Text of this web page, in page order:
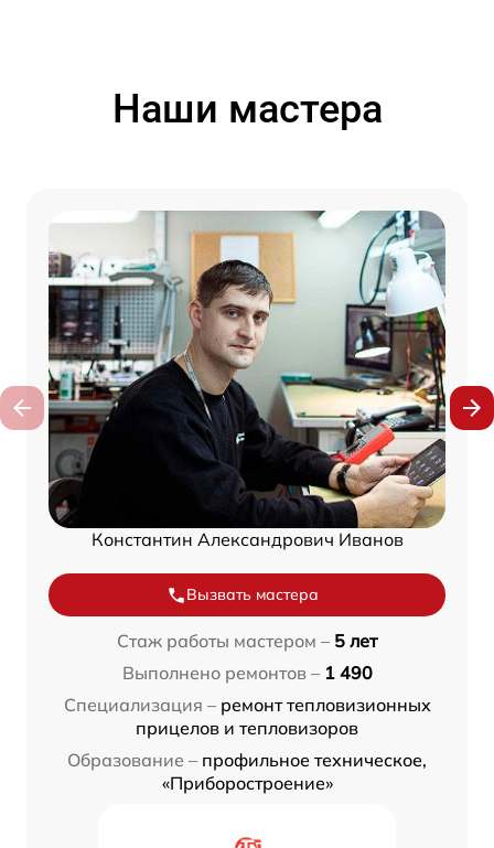
Наши мастера
Константин Александрович Иванов
Вызвать мастера
Стаж работы мастером – 5 лет
Выполнено ремонтов – 1 490
Специализация – ремонт тепловизионных
прицелов и тепловизоров
Образование – профильное техническое,
«Приборостроение»